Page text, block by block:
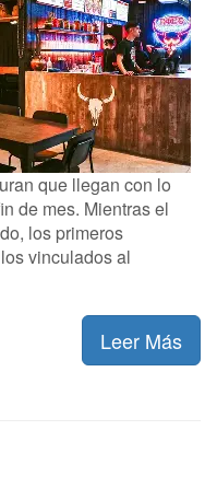
que llegan con lo
de mes. Mientras el
los primeros
vinculados al
Leer Más